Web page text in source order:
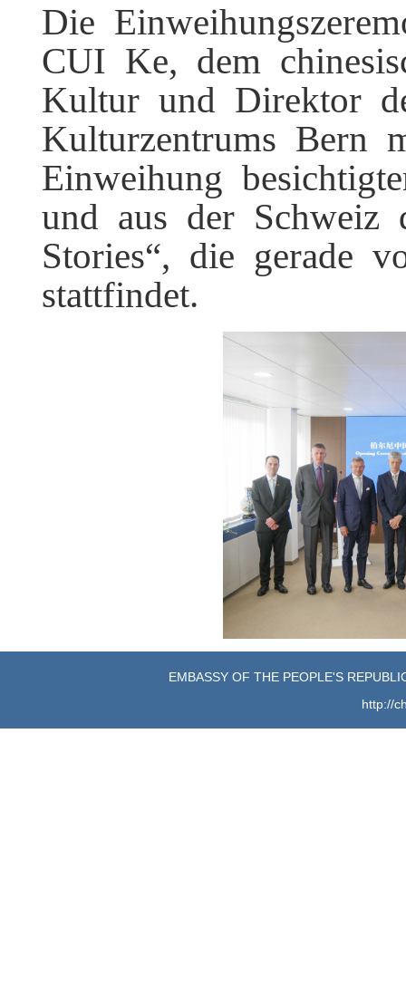
Die
CUI Ke, dem
Kultur und Direktor
Kulturzentrums Bern
Einweihung
und aus der Schweiz
Stories“, die gerade
stattfindet.
EMBASSY OF THE PEOPLE'S
http://